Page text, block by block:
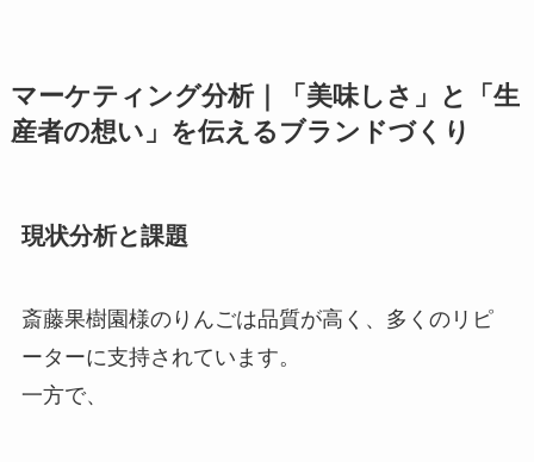
マーケティング分析｜「美味しさ」と「生
産者の想い」を伝えるブランドづくり
現状分析と課題
斎藤果樹園様のりんごは品質が高く、多くのリピ
ーターに支持されています。
一方で、